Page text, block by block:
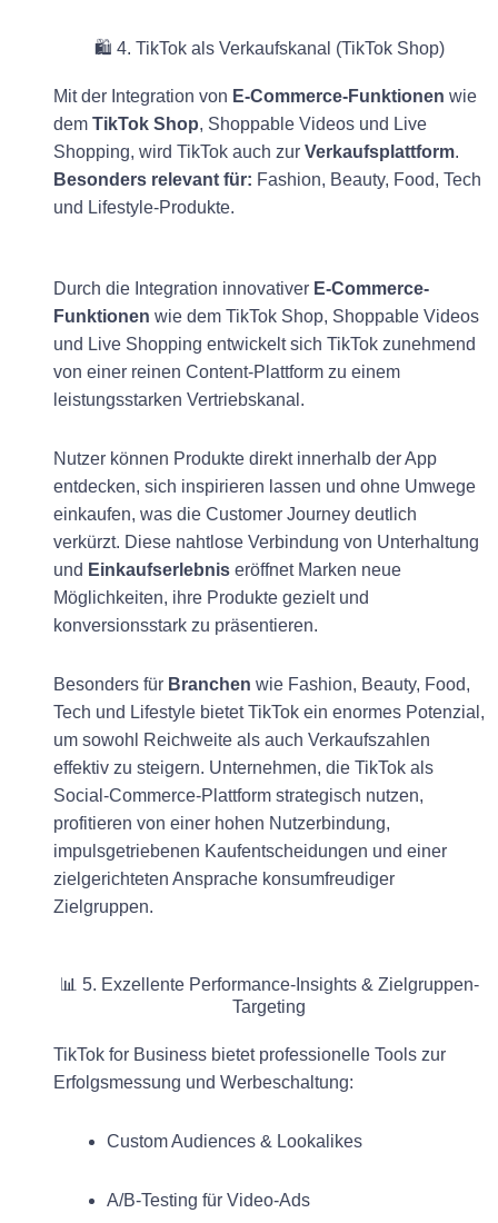
🛍 4. TikTok als Verkaufskanal (TikTok Shop)
Mit der Integration von E-Commerce-Funktionen wie
dem TikTok Shop, Shoppable Videos und Live
Shopping, wird TikTok auch zur Verkaufsplattform.
Besonders relevant für: Fashion, Beauty, Food, Tech
und Lifestyle-Produkte.
Durch die Integration innovativer E-Commerce-
Funktionen wie dem TikTok Shop, Shoppable Videos
und Live Shopping entwickelt sich TikTok zunehmend
von einer reinen Content-Plattform zu einem
leistungsstarken Vertriebskanal.
Nutzer können Produkte direkt innerhalb der App
entdecken, sich inspirieren lassen und ohne Umwege
einkaufen, was die Customer Journey deutlich
verkürzt. Diese nahtlose Verbindung von Unterhaltung
und Einkaufserlebnis eröffnet Marken neue
Möglichkeiten, ihre Produkte gezielt und
konversionsstark zu präsentieren.
Besonders für Branchen wie Fashion, Beauty, Food,
Tech und Lifestyle bietet TikTok ein enormes Potenzial,
um sowohl Reichweite als auch Verkaufszahlen
effektiv zu steigern. Unternehmen, die TikTok als
Social-Commerce-Plattform strategisch nutzen,
profitieren von einer hohen Nutzerbindung,
impulsgetriebenen Kaufentscheidungen und einer
zielgerichteten Ansprache konsumfreudiger
Zielgruppen.
📊 5. Exzellente Performance-Insights & Zielgruppen-
Targeting
TikTok for Business bietet professionelle Tools zur
Erfolgsmessung und Werbeschaltung:
Custom Audiences & Lookalikes
A/B-Testing für Video-Ads